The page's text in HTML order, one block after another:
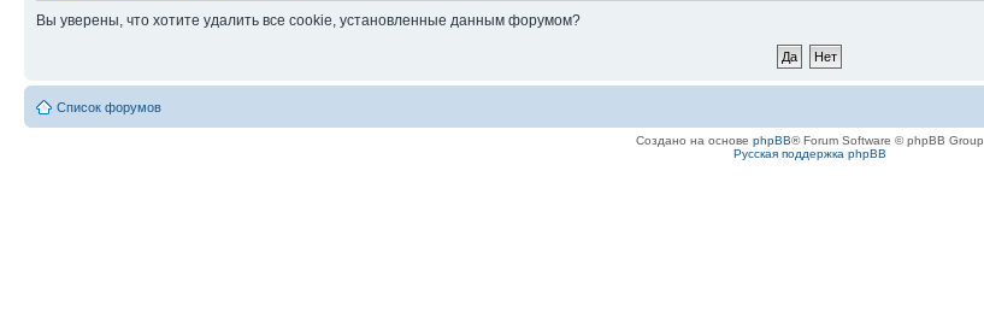
Вы уверены, что хотите удалить все cookie, установленные данным форумом?
Список форумов
Создано на основе phpBB® Forum Software © phpBB Group
Русская поддержка phpBB